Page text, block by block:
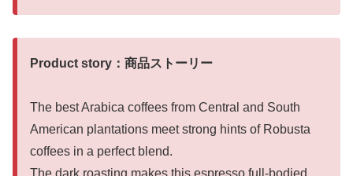
Product story：商品ストーリー
The best Arabica coffees from Central and South
American plantations meet strong hints of Robusta
coffees in a perfect blend.
The dark roasting makes this espresso full-bodied